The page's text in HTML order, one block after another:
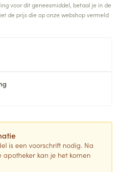
voor dit geneesmiddel, betaal je in de
de prijs die op onze webshop vermeld
is een voorschrift nodig. Na
kan je het komen